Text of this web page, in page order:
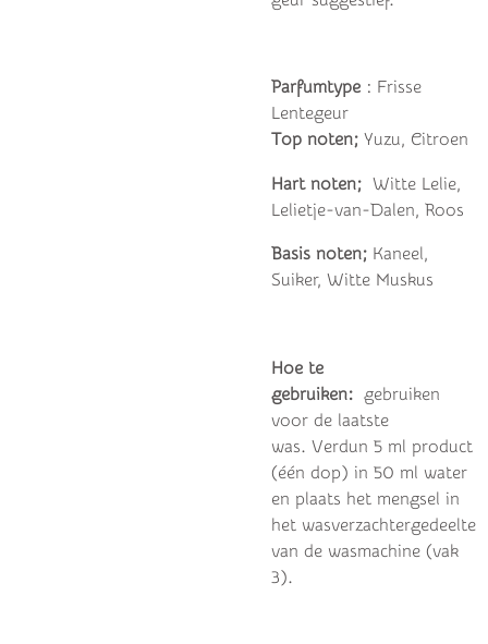
Parfumtype : Frisse
Lentegeur
Top noten; Yuzu, Citroen
Hart noten; Witte Lelie,
Lelietje-van-Dalen, Roos
Basis noten; Kaneel,
Suiker, Witte Muskus
Hoe te
gebruiken: gebruiken
voor de laatste
was. Verdun 5 ml product
(één dop) in 50 ml water
en plaats het mengsel in
het wasverzachtergedeelte
van de wasmachine (vak
3).